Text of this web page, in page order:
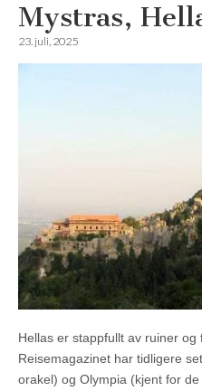
Mystras,
23. juli, 2025
Hellas er stappfullt av ruiner og
Reisemagazinet har tidligere
orakel) og Olympia (kjent for